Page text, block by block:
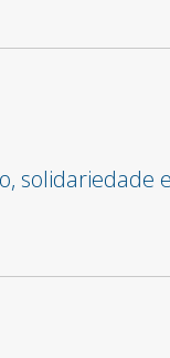
solidariedade e